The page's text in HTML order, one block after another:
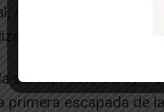
Arizala, Abárzuza,
en Estella.
salida, Pablo Jaray y
primera escapada de